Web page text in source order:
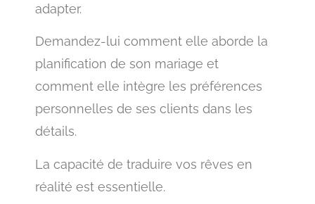
adapter.
Demandez-lui comment elle aborde la
planification de son mariage et
comment elle intègre les préférences
personnelles de ses clients dans les
détails.
La capacité de traduire vos rêves en
réalité est essentielle.